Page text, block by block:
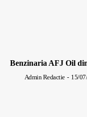
Benzinaria AFJ Oil
Admin Redactie - 15/